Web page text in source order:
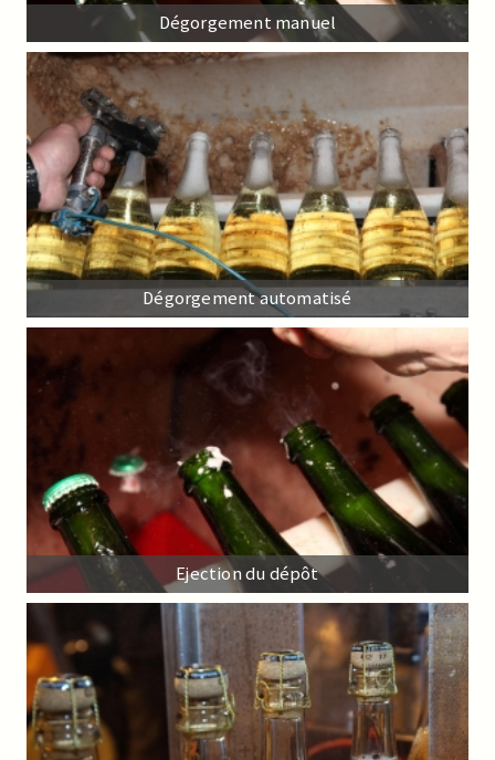
Dégorgement manuel
Dégorgement automatisé
Ejection du dépôt